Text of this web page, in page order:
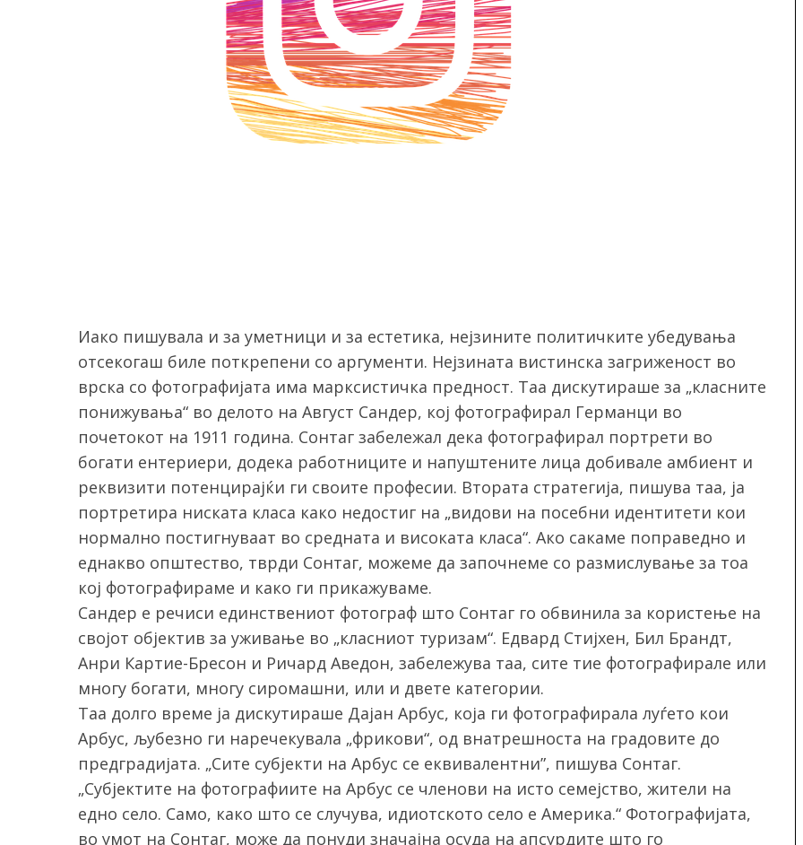
Иако пишувала и за уметници и за естетика, нејзините политичките убедувања
отсекогаш биле поткрепени со аргументи. Нејзината вистинска загриженост во
врска со фотографијата има марксистичка предност. Таа дискутираше за „класните
понижувања“ во делото на Август Сандер, кој фотографирал Германци во
почетокот на 1911 година. Сонтаг забележал дека фотографирал портрети во
богати ентериери, додека работниците и напуштените лица добивале амбиент и
реквизити потенцирајќи ги своите професии. Втората стратегија, пишува таа, ја
портретира ниската класа како недостиг на „видови на посебни идентитети кои
нормално постигнуваат во средната и високата класа“. Ако сакаме поправедно и
еднакво општество, тврди Сонтаг, можеме да започнеме со размислување за тоа
кој фотографираме и како ги прикажуваме.
Сандер е речиси единствениот фотограф што Сонтаг го обвинила за користење на
својот објектив за уживање во „класниот туризам“. Едвард Стијхен, Бил Брандт,
Анри Картие-Бресон и Ричард Аведон, забележува таа, сите тие фотографирале или
многу богати, многу сиромашни, или и двете категории.
Таа долго време ја дискутираше Дајан Арбус, која ги фотографирала луѓето кои
Арбус, љубезно ги наречекувала „фрикови“, од внатрешноста на градовите до
предградијата. „Сите субјекти на Арбус се еквивалентни”, пишува Сонтаг.
„Субјектите на фотографиите на Арбус се членови на исто семејство, жители на
едно село. Само, како што се случува, идиотското село е Америка.“ Фотографијата,
во умот на Сонтаг, може да понуди значајна осуда на апсурдите што го